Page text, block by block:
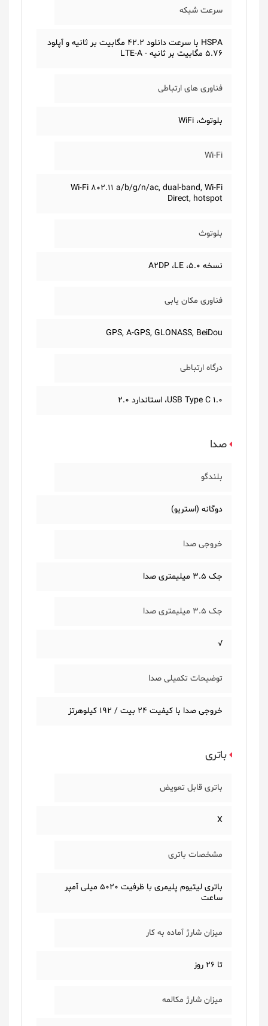
سرعت شبکه
HSPA با سرعت دانلود 42.2 مگابیت بر ثانیه و آپلود
5.76 مگابیت بر ثانیه - LTE-A
فناوری های ارتباطی
بلوتوث، WiFi
Wi-Fi
Wi-Fi 802.11 a/b/g/n/ac, dual-band, Wi-Fi
Direct, hotspot
بلوتوث
نسخه 5.0، A2DP ،LE
فناوری مکان یابی
GPS, A-GPS, GLONASS, BeiDou
درگاه ارتباطی
USB Type C 1.0، استاندارد 2.0
صدا
بلندگو
دوگانه (استریو)
خروجی صدا
جک 3.5 میلیمتری صدا
جک 3.5 میلیمتری صدا
√
توضیحات تکمیلی صدا
خروجی صدا با کیفیت 24 بیت / 192 کیلوهرتز
باتری
باتری قابل تعویض
X
مشخصات باتری
باتری لیتیوم پلیمری با ظرفیت 5020 میلی آمپر
ساعت
میزان شارژ آماده به کار
تا 26 روز
میزان شارژ مکالمه